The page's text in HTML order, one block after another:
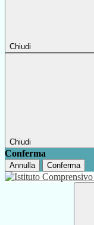
Chiudi
Chiudi
Conferma
Annulla Conferma